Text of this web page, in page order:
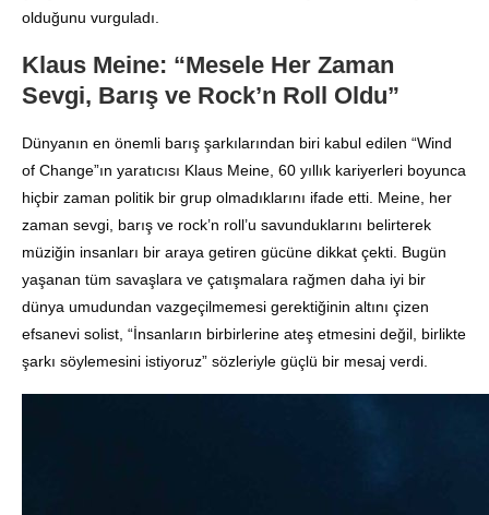
olduğunu vurguladı
Klaus Meine: “Mesele Her Zaman
Sevgi, Barış ve Rock’n Roll Oldu”
Dünyanın en önemli barış şarkılarından biri kabul edilen “Wind
of Change”ın yaratıcısı Klaus Meine, 60 yıllık kariyerleri boyunca
hiçbir zaman politik bir grup olmadıklarını ifade etti . Meine, her
zaman sevgi, barış ve rock’n roll’u savunduklarını belirterek
müziğin insanları bir araya getiren gücüne dikkat çekti . Bugün
yaşanan tüm savaşlara ve çatışmalara rağmen daha iyi bir
dünya umudundan vazgeçilmemesi gerektiğinin altını çizen
efsanevi solist, “İnsanların birbirlerine ateş etmesini değil, birlikte
şarkı söylemesini istiyoruz” sözleriyle güçlü bir mesaj verdi